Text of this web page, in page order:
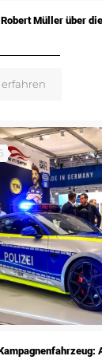
Müller über